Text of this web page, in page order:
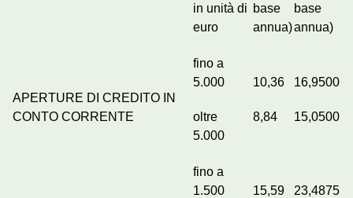
in unità di
euro
base
annua)
base
annua)
APERTURE DI CREDITO IN
CONTO CORRENTE
fino a
5.000
oltre
5.000
10,36
8,84
16,9500
15,0500
fino a
1.500
15,59 23,4875